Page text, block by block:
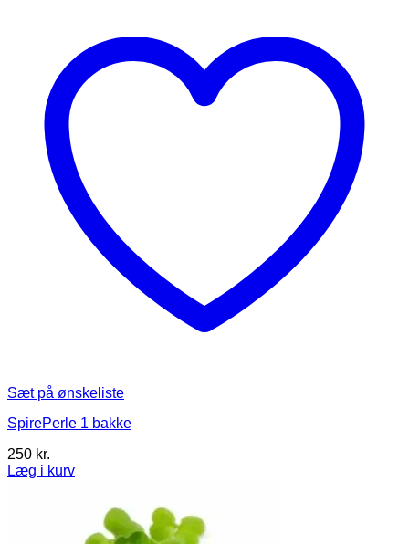
Sæt på ønskeliste
SpirePerle 1 bakke
250 kr.
Læg i kurv